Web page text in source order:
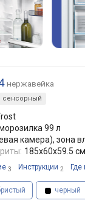
нержавейка
сенсорный
99 л
камера), зона
185x60x59.5 см
3 Инструкции 2 Где
черный